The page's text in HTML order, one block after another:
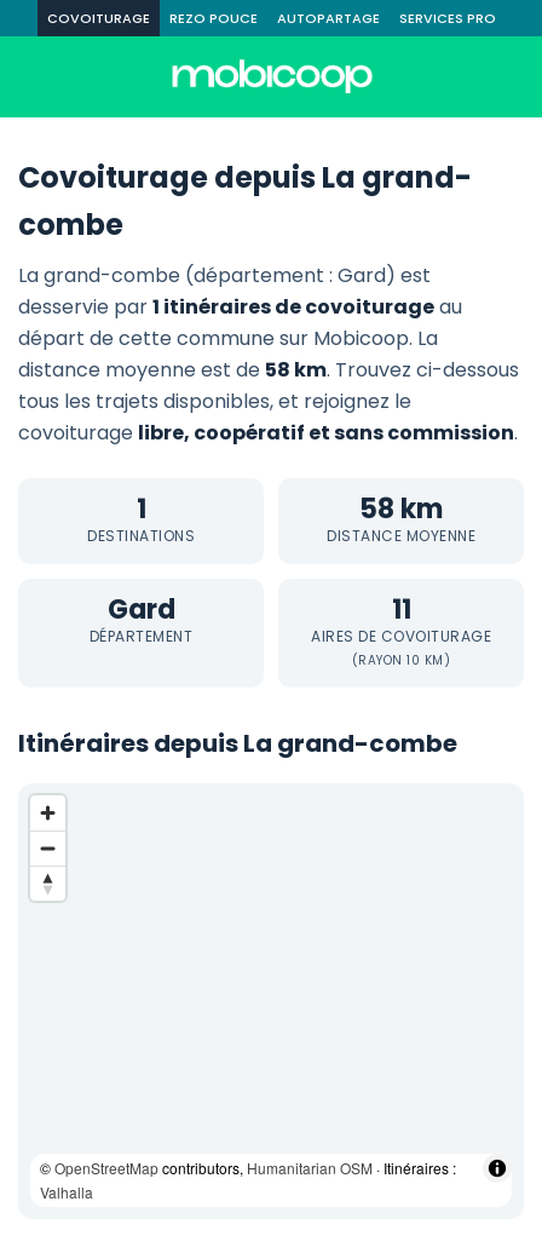
COVOITURAGE REZO POUCE AUTOPARTAGE SERVICES PRO
Covoiturage depuis La grand-
combe
La grand-combe (département : Gard) est
desservie par1 itinéraires de covoiturageau
départ de cette commune sur Mobicoop. La
distance moyenne est de 58 km. Trouvez ci-dessous
tous les trajets disponibles, et rejoignez le
covoiturage libre, coopératif et sans commission.
1
DESTINATIONS
58 km
DISTANCE MOYENNE
Gard
DÉPARTEMENT
11
AIRES DE COVOITURAGE
(RAYON 10 KM)
Itinéraires depuis La grand-combe
©OpenStreetMapcontributors, Humanitarian OSM · Itinéraires :
Valhalla